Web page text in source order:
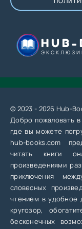
HUB-
© 2023 - 2026 Hub-
Добро пожаловать
где вы можете
hub-books.com
читать книги
произведениями
приключения
словесных
чтением в удобное
кругозор,
бесконечных